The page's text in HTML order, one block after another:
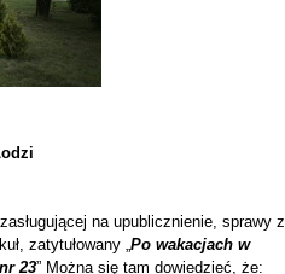
na upublicznienie, sprawy z
zatytułowany „Po wakacjach w
23” Można się tam dowiedzieć, że: